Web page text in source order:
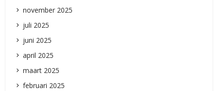
november 2025
juli 2025
juni 2025
april 2025
maart 2025
februari 2025